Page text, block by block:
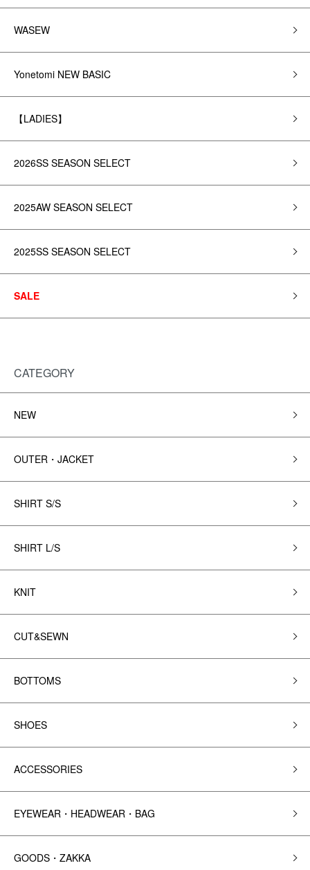
WASEW
Yonetomi NEW BASIC
【LADIES】
2026SS SEASON SELECT
2025AW SEASON SELECT
2025SS SEASON SELECT
SALE
CATEGORY
NEW
OUTER・JACKET
SHIRT S/S
SHIRT L/S
KNIT
CUT&SEWN
BOTTOMS
SHOES
ACCESSORIES
EYEWEAR・HEADWEAR・BAG
GOODS・ZAKKA